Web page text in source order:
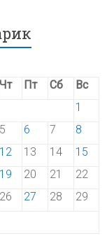
Чт Пт Сб
Вс
1
5 6 7
8
12 13 14
15
19 20 21
22
26 27 28
29